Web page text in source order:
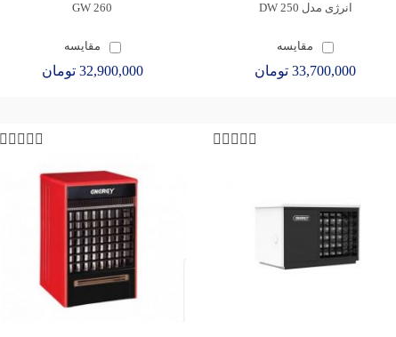
انرژی مدل 250 DW
مقایسه
33,700,000 تومان
260 GW
مقایسه
32,900,000 تومان